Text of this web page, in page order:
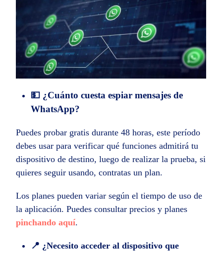
💵 ¿Cuánto cuesta espiar mensajes de
WhatsApp?
Puedes probar gratis durante 48 horas, este período
debes usar para verificar qué funciones admitirá tu
dispositivo de destino, luego de realizar la prueba, si
quieres seguir usando, contratas un plan.
Los planes pueden variar según el tiempo de uso de
la aplicación. Puedes consultar precios y planes
pinchando aquí.
📍 ¿Necesito acceder al dispositivo que